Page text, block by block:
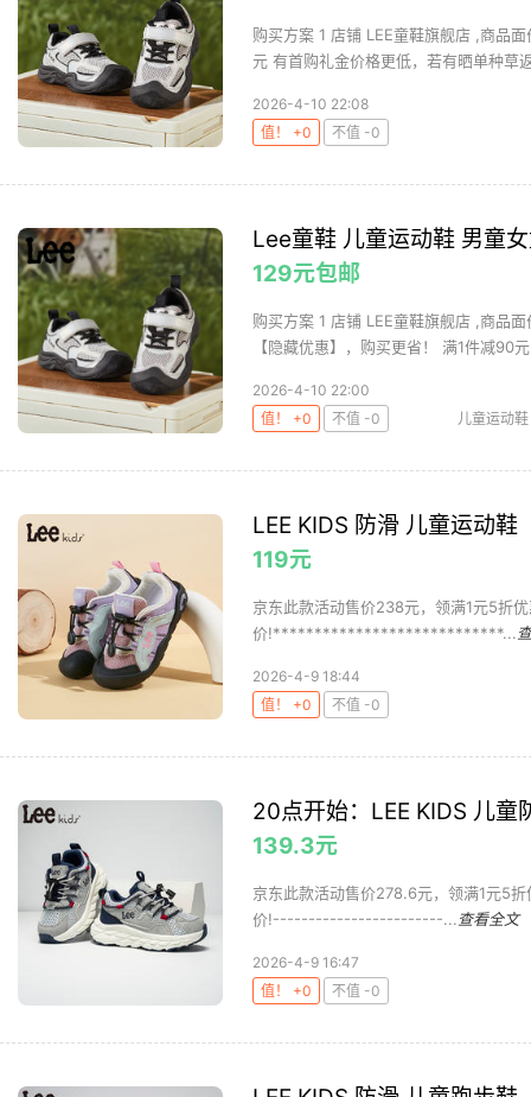
购买方案 1 店铺 LEE童鞋旗舰店 ,商品
元 有首购礼金价格更低，若有晒单种草
2026-4-10 22:08
值！ +0
不值 -0
Lee童鞋 儿童运动鞋 男童
129元包邮
购买方案 1 店铺 LEE童鞋旗舰店 ,商品
【隐藏优惠】，购买更省！ 满1件减90
2026-4-10 22:00
值！ +0
不值 -0 儿童运动鞋
LEE KIDS 防滑 儿童运动鞋
119元
京东此款活动售价238元，领满1元5折
价!****************************...
2026-4-9 18:44
值！ +0
不值 -0
20点开始：LEE KIDS 儿童
139.3元
京东此款活动售价278.6元，领满1元5
价!------------------------... 查看全文
2026-4-9 16:47
值！ +0
不值 -0